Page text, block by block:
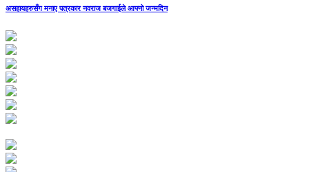
असहायहरुसँग मनाए पत्रकार नवराज बजगाईले आफ्नो जन्मदिन